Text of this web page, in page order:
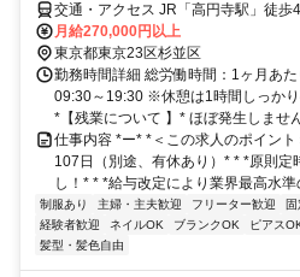
交通・アクセス JR「高円寺駅」徒歩
月給270,000円以上
東京都東京23区杉並区
勤務時間詳細 総労働時間：1ヶ月あ
09:30～19:30 ※休憩は1時間しっか
*【残業について 】* ほぼ発生しませ
仕事内容 *ー* *＜この求人のポイン
107日（別途、有休あり）* * *原則定
し！* * *給与改定により業界最高水
制服あり 主婦・主夫歓迎 フリーター歓迎 固
経験者歓迎
ネイルOK ブランクOK ピアス
髪型・髪色自由